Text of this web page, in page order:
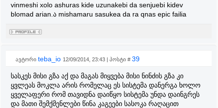
vinmeshi xolo ashuras kide uzunakebi da senjuebi kidev
blomad arian.ა mishamaru sasukea da ra qnas epic failia
ავტორი teba_io 12/09/2014, 23:43 | პოსტი # 39
სასკეს მისი გზა აქ და მაგას მიყვება მისი ნინძის გზა კი
ყვლეას მოკლა არის რომელაც ეს სისტემა დანერგა ხოლო
ყველაფერი რომ თავიდნა დაიწყო სისტემა უნდა დაინგრეს
და მათი შემქმენლები წინა კაგეები სასოკა რაღაცით